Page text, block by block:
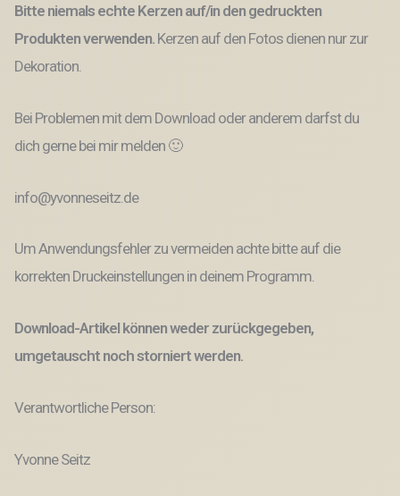
Bitte niemals echte Kerzen auf/in den gedruckten
Produkten verwenden. Kerzen auf den Fotos dienen nur zur
Dekoration.
Bei Problemen mit dem Download oder anderem darfst du
dich gerne bei mir melden 🙂
info@yvonneseitz.de
Um Anwendungsfehler zu vermeiden achte bitte auf die
korrekten Druckeinstellungen in deinem Programm.
Download-Artikel können weder zurückgegeben,
umgetauscht noch storniert werden.
Verantwortliche Person:
Yvonne Seitz